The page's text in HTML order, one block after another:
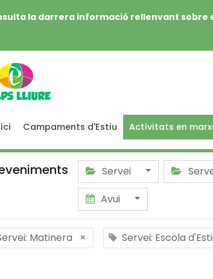
la darrera informació rellenvant sobre
Campaments d'Estiu Activitats en
Servei
Avui
Matinera × Servei: Escola